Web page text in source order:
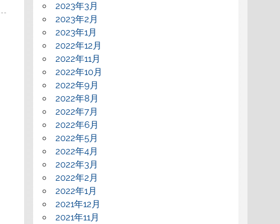
2023年3月
2023年2月
2023年1月
2022年12月
2022年11月
2022年10月
2022年9月
2022年8月
2022年7月
2022年6月
2022年5月
2022年4月
2022年3月
2022年2月
2022年1月
2021年12月
2021年11月